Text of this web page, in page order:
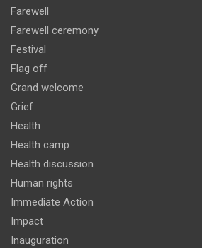
Farewell
Farewell ceremony
Festival
Flag off
Grand welcome
Grief
Health
Health camp
Health discussion
Human rights
Immediate Action
Impact
Inauguration